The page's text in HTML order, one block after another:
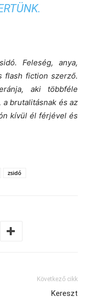
Feleség, anya,
flash fiction szerző.
aki többféle
brutalitásnak és az
kívül él férjével és
zsidó
Következő cikk
Kereszt